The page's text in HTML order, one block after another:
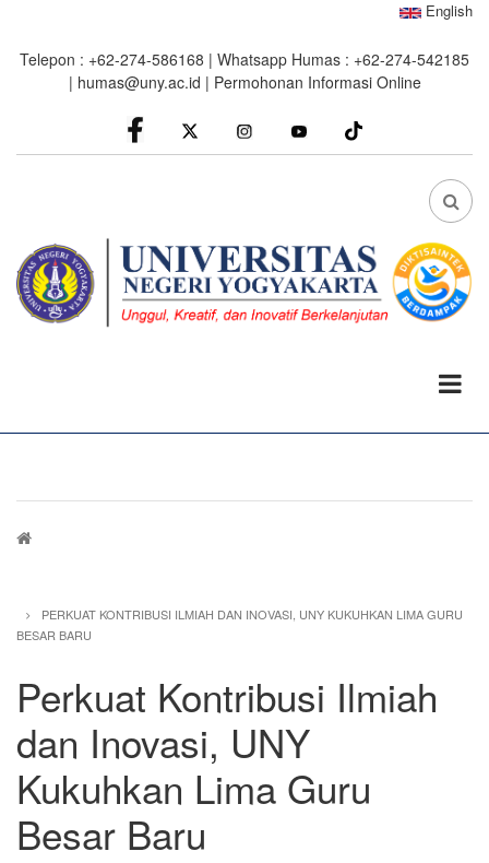
main
English
Telepon : +62-274-586168 | Whatsapp Humas : +62-274-542185
| humas@uny.ac.id | Permohonan Informasi Online
facebook
Instagram youtube
FA
Breadcrumb
PERKUAT KONTRIBUSI ILMIAH DAN INOVASI, UNY KUKUHKAN LIMA GURU
BESAR BARU
Perkuat Kontribusi Ilmiah
dan Inovasi, UNY
Kukuhkan Lima Guru
Besar Baru
0%